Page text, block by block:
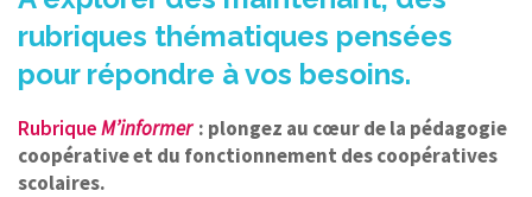
rubriques thématiques pensées
pour répondre à vos besoins.
RubriqueM’informer: plongez au cœur de la pédagogie
coopérative et du fonctionnement des coopératives
scolaires.